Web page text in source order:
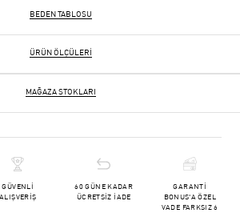
BEDEN TABLOSU
ÜRÜN ÖLÇÜLERI
MAĞAZA STOKLARI
GÜVENLİ
ALIŞVERİŞ
60 GÜNE KADAR
ÜCRETSİZ İADE
GARANTİ
BONUS'A ÖZEL
VADE FARKSIZ 6